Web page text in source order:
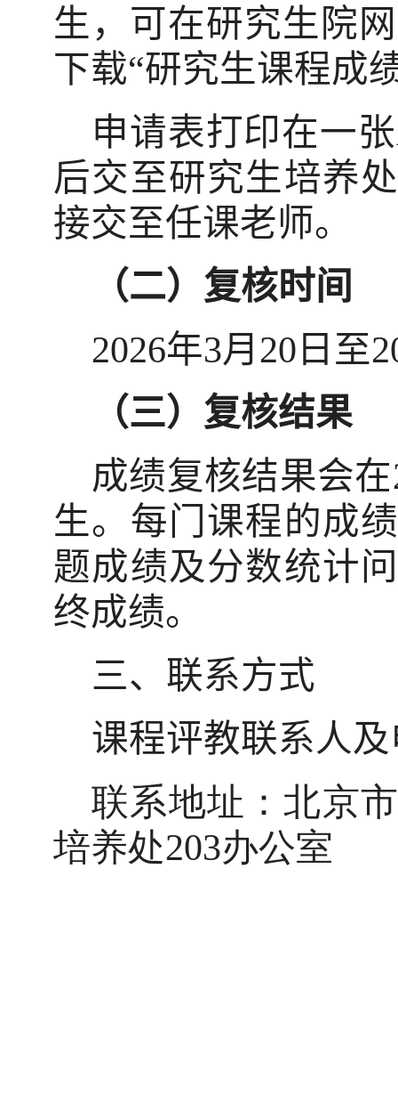
生，可在研究生院
下载“研究生课程成
申请表打印在一张
后交至研究生培养
接交至任课老师。
（二）复核时间
2026年3月 20 日至
（三）复核结果
成绩复核结果会在
生。每门课程的成
题成绩及分数统计
终成绩。
三、联系方式
课程评教联系人
联系地址：北京
培养处203办公室